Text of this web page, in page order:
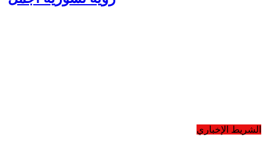
الشريط الإخباري